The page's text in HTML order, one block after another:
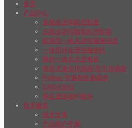
首页
产品中心
多轴步进电机控制器
总线步进伺服电机控制器
航插型一体步进伺服驱动器
一体闭环步进伺服电机
推杆一体式步进电机
电容式液位传感器/压力传感器
Python 可编程拓展模块
CAN分析仪
再生放电保护模块
技术服务
技术文章
产品用户手册